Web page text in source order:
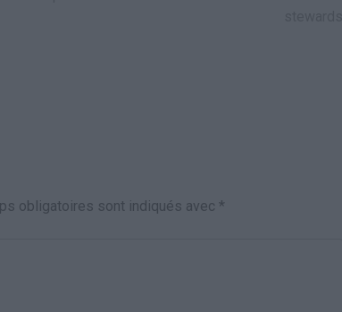
obligatoires sont indiqués avec *